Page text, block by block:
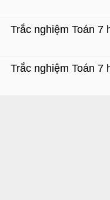
Trắc nghiệm Toán 7
Trắc nghiệm Toán 7